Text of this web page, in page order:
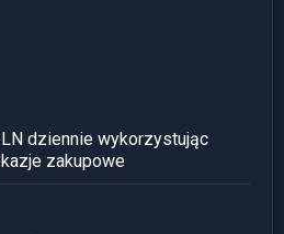
dziennie wykorzystując
zakupowe